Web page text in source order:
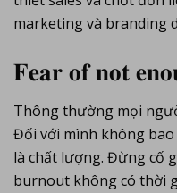
marketing và branding
𝐅𝐞𝐚𝐫 𝐨𝐟 𝐧𝐨𝐭
Thông thường mọi
Đối với mình không bao
là chất lượng. Đừng cố
burnout không có thời